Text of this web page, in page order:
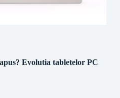
Evolutia tabletelor PC